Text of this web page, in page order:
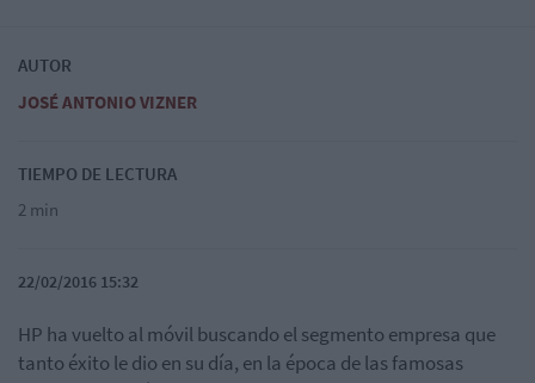
AUTOR
JOSÉ ANTONIO VIZNER
TIEMPO DE LECTURA
2 min
22/02/2016 15:32
HP ha vuelto al móvil buscando el segmento empresa que
tanto éxito le dio en su día, en la época de las famosas